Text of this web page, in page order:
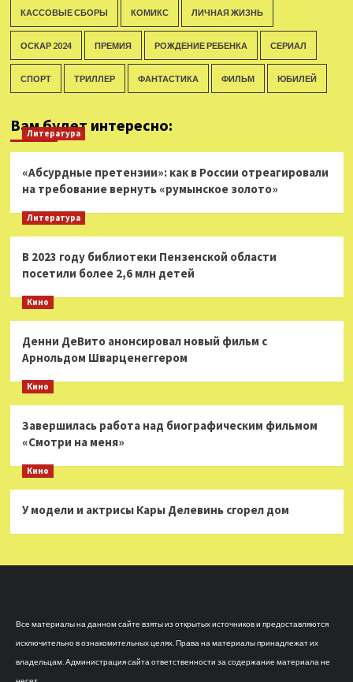
КАССОВЫЕ СБОРЫ КОМИКС ЛИЧНАЯ ЖИЗНЬ
ОСКАР 2024 ПРЕМИЯ РОЖДЕНИЕ РЕБЕНКА СЕРИАЛ
СПОРТ ТРИЛЛЕР ФАНТАСТИКА ФИЛЬМ ЮБИЛЕЙ
Вам будет интересно:
Литература
«Абсурдные претензии»: как в России отреагировали
на требование вернуть «румынское золото»
Литература
В 2023 году библиотеки Пензенской области
посетили более 2,6 млн детей
Кино
Денни ДеВито анонсировал новый фильм с
Арнольдом Шварценеггером
Кино
Завершилась работа над биографическим фильмом
«Смотри на меня»
Кино
У модели и актрисы Кары Делевинь сгорел дом
Все материалы на данном сайте взяты из открытых источников и предоставляются
исключительно в ознакомительных целях. Права на материалы принадлежат их
владельцам. Администрация сайта ответственности за содержание материала не